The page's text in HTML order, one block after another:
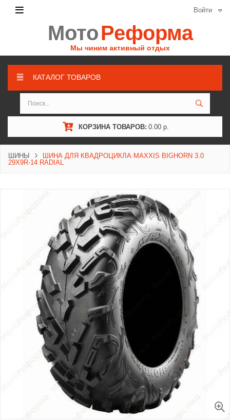
Войти
МотоРеформа
Мы чиним активный отдых
КАТАЛОГ ТОВАРОВ
КОРЗИНА ТОВАРОВ: 0.00 р.
ШИНЫ
ШИНА ДЛЯ КВАДРОЦИКЛА MAXXIS BIGHORN 3.0
29X9R-14 RADIAL